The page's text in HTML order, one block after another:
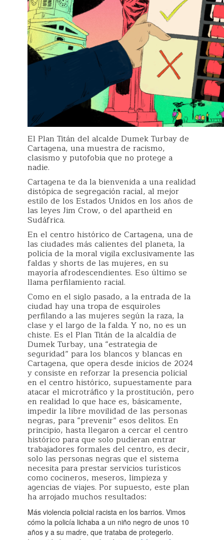
El Plan Titán del alcalde Dumek Turbay de
Cartagena, una muestra de racismo,
clasismo y putofobia que no protege a
nadie.
Cartagena te da la bienvenida a una realidad
distópica de segregación racial, al mejor
estilo de los Estados Unidos en los años de
las leyes Jim Crow, o del apartheid en
Sudáfrica.
En el centro histórico de Cartagena, una de
las ciudades más calientes del planeta, la
policía de la moral vigila exclusivamente las
faldas y shorts de las mujeres, en su
mayoría afrodescendientes. Eso último se
llama perfilamiento racial.
Como en el siglo pasado, a la entrada de la
ciudad hay una tropa de esquiroles
perfilando a las mujeres según la raza, la
clase y el largo de la falda. Y no, no es un
chiste. Es el Plan Titán de la alcaldía de
Dumek Turbay, una “estrategia de
seguridad” para los blancos y blancas en
Cartagena, que opera desde inicios de 2024
y consiste en reforzar la presencia policial
en el centro histórico, supuestamente para
atacar el microtráfico y la prostitución, pero
en realidad lo que hace es, básicamente,
impedir la libre movilidad de las personas
negras, para “prevenir” esos delitos. En
principio, hasta llegaron a cercar el centro
histórico para que solo pudieran entrar
trabajadores formales del centro, es decir,
solo las personas negras que el sistema
necesita para prestar servicios turísticos
como cocineros, meseros, limpieza y
agencias de viajes. Por supuesto, este plan
ha arrojado muchos resultados:
Más violencia policial racista en los barrios. Vimos
cómo la policía lichaba a un niño negro de unos 10
años y a su madre, que trataba de protegerlo.